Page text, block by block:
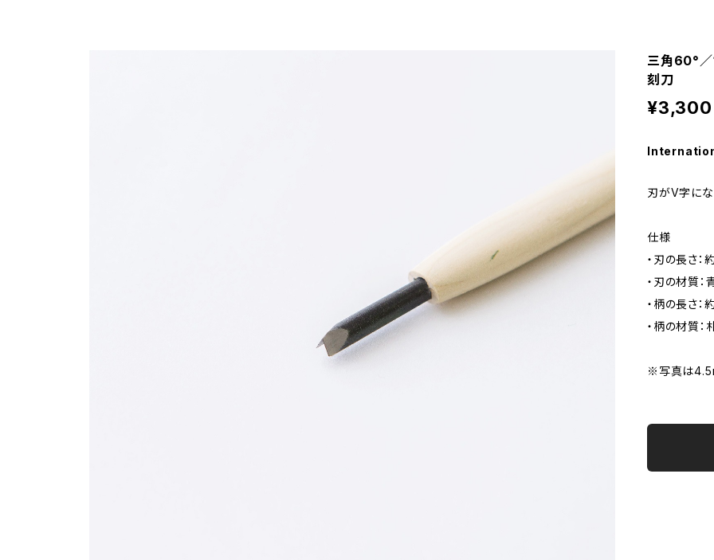
三角60°
刻刀
¥3,300
刃がV字にな
仕様
・刃の長さ：
・刃の材質
・柄の長さ：
・柄の材質：
※写真は